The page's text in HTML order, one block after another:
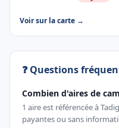
Voir sur la carte →
❓ Questions
Combien d'aires de
1 aire est référencée à
payantes ou sans